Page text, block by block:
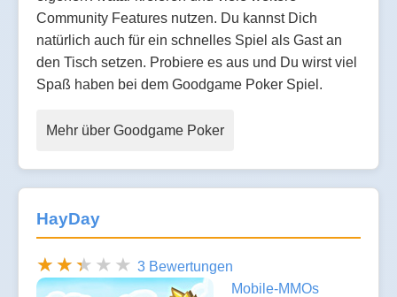
Community Features nutzen. Du kannst Dich
natürlich auch für ein schnelles Spiel als Gast an
den Tisch setzen. Probiere es aus und Du wirst viel
Spaß haben bei dem Goodgame Poker Spiel.
Mehr über Goodgame Poker
HayDay
3 Bewertungen
Mobile-MMOs